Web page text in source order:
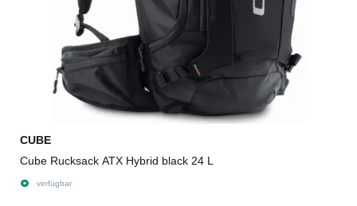
CUBE
Cube Rucksack ATX Hybrid black 24 L
verfügbar